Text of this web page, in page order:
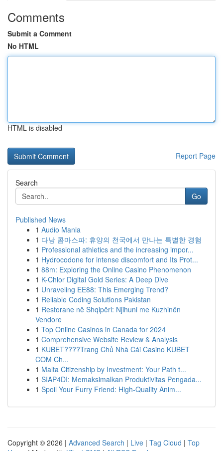
Comments
Submit a Comment
No HTML
HTML is disabled
Report Page
Search
Go
Published News
1 Audio Mania
1 다낭 콤마스파: 휴양의 천국에서 만나는 특별한 경험
1 Professional athletics and the increasing impor...
1 Hydrocodone for intense discomfort and Its Prot...
1 88m: Exploring the Online Casino Phenomenon
1 K-Chlor Digital Gold Series: A Deep Dive
1 Unraveling EE88: This Emerging Trend?
1 Reliable Coding Solutions Pakistan
1 Restorane në Shqipëri: Njihuni me Kuzhinën
Vendore
1 Top Online Casinos in Canada for 2024
1 Comprehensive Website Review & Analysis
1 KUBET????️Trang Chủ Nhà Cái Casino KUBET
COM Ch...
1 Malta Citizenship by Investment: Your Path t...
1 SIAP4DI: Memaksimalkan Produktivitas Pengada...
1 Spoil Your Furry Friend: High-Quality Anim...
Copyright © 2026 | Advanced Search | Live | Tag Cloud | Top